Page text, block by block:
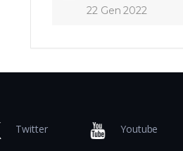
22 Gen 2022
Twitter Youtube